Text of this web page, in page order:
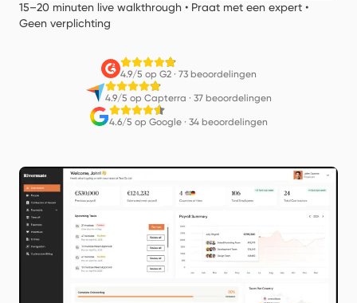
15–20 minuten live walkthrough • Praat met een expert •
Geen verplichting
4.9/5 op G2· 73 beoordelingen
4.9/5 op Capterra · 37 beoordelingen
4.6/5 op Google· 34 beoordelingen